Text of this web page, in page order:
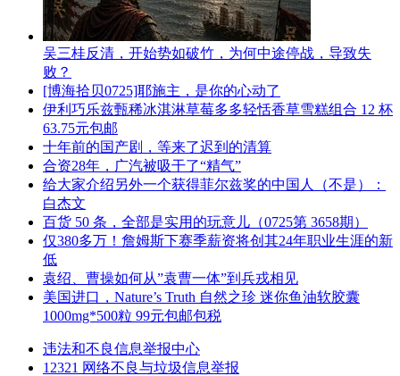
吴三桂反清，开始势如破竹，为何中途停战，导致失
败？
[博海拾贝0725]耶施主，是你的心动了
伊利巧乐兹甄稀冰淇淋草莓多多轻恬香草雪糕组合 12 杯
63.75元包邮
十年前的国产剧，等来了迟到的清算
合资28年，广汽被吸干了“精气”
给大家介绍另外一个获得菲尔兹奖的中国人（不是）：
白杰文
百货 50 条，全部是实用的玩意儿（0725第 3658期）
仅380多万！詹姆斯下赛季薪资将创其24年职业生涯的新
低
袁绍、曹操如何从”袁曹一体”到兵戎相见
美国进口，Nature’s Truth 自然之珍 迷你鱼油软胶囊
1000mg*500粒 99元包邮包税
违法和不良信息举报中心
12321 网络不良与垃圾信息举报